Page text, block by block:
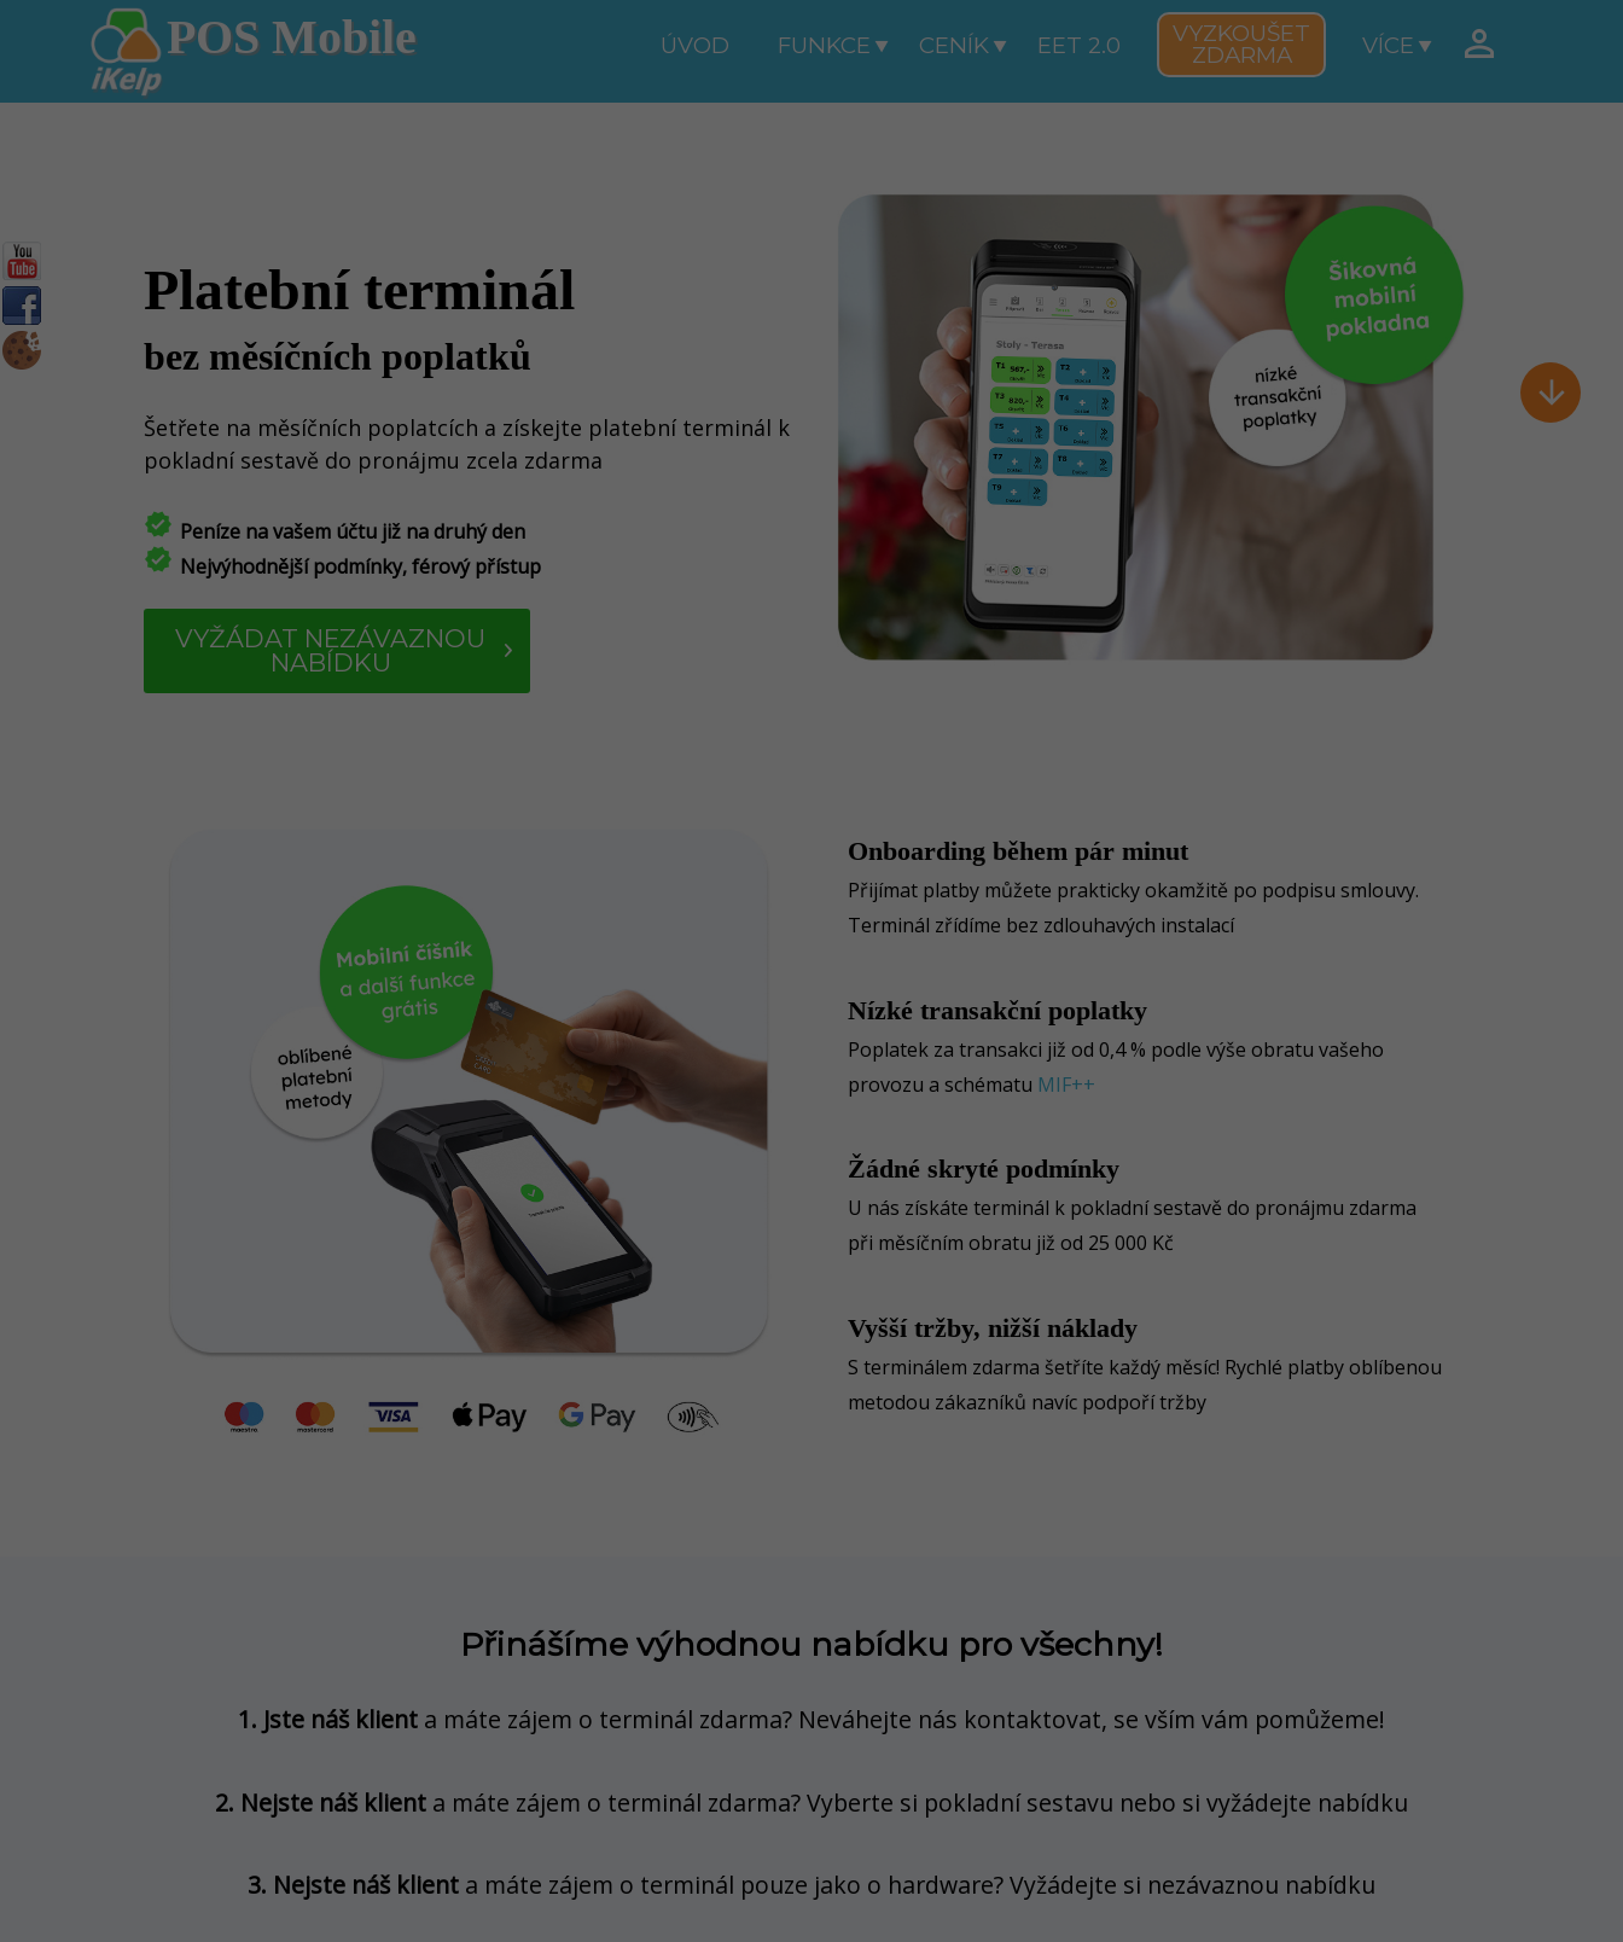
POS Mobile ÚVOD FUNKCE CENÍK EET 2.0 VYZKOUŠET
ZDARMA VÍCE


Platební terminál
bez měsíčních poplatků
Šetřete na měsíčních poplatcích a získejte platební terminál k
pokladní sestavě do pronájmu zcela zdarma
verified Peníze na vašem účtu již na druhý den
verified Nejvýhodnější podmínky, férový přístup
VYŽÁDAT NEZÁVAZNOU
NABÍDKU
Onboarding během pár minut
Přijímat platby můžete prakticky okamžitě po podpisu smlouvy.
Terminál zřídíme bez zdlouhavých instalací
Nízké transakční poplatky
Poplatek za transakci již od 0,4 % podle výše obratu vašeho
provozu a schématu MIF++
Žádné skryté podmínky
U nás získáte terminál k pokladní sestavě do pronájmu zdarma
při měsíčním obratu již od 25 000 Kč
Vyšší tržby, nižší náklady
S terminálem zdarma šetříte každý měsíc! Rychlé platby oblíbenou
metodou zákazníků navíc podpoří tržby
Přinášíme výhodnou nabídku pro všechny!
1. Jste náš klient a máte zájem o terminál zdarma? Neváhejte nás kontaktovat, se vším vám pomůžeme!
2. Nejste náš klient a máte zájem o terminál zdarma? Vyberte si pokladní sestavu nebo si vyžádejte nabídku
3. Nejste náš klient a máte zájem o terminál pouze jako o hardware? Vyžádejte si nezávaznou nabídku